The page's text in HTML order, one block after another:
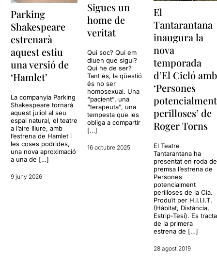
Parking
Shakespeare
estrenarà
aquest estiu
una versió de
‘Hamlet’
La companyia Parking
Shakespeare tornarà
aquest juliol al seu
espai natural, el teatre
a l’aire lliure, amb
l’estrena de Hamlet i
les coses podrides,
una nova aproximació
a una de […]
9 juny 2026
Sigues un
home de
veritat
Qui soc? Qui em
diuen que sigui?
Qui he de ser?
Tant és, la qüestió
és no ser
homosexual. Una
“pacient”, una
“terapeuta”, una
tempesta que les
obliga a compartir
[…]
16 octubre 2025
El
Tantarantana
inaugura la
nova
temporada
d’El Cicló amb
‘Persones
potencialment
perilloses’ de
Roger Torns
El Teatre
Tantarantana ha
presentat en roda de
premsa l’estrena de
Persones
potencialment
perilloses de la Cia.
Produït per H.I.I.I.T.
(Hàbitat, Distància,
Estrip-Tesi). Es tracta
de la primera
estrena de […]
28 agost 2019